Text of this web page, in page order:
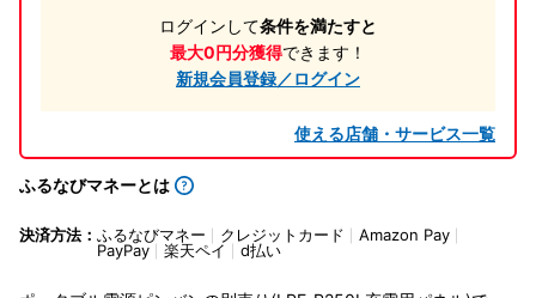
ログインして条件を満たすと
最大0円分獲得できます！
新規会員登録／ログイン
使える店舗・サービス一覧
ふるなびマネーとは
決済方法： ふるなびマネー クレジットカード
Amazon Pay
PayPay
楽天ペイ d払い